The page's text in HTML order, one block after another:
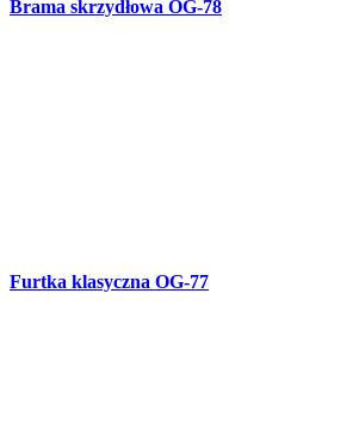
Brama skrzydłowa OG-76
Balustrada kuta balkonowa B-74